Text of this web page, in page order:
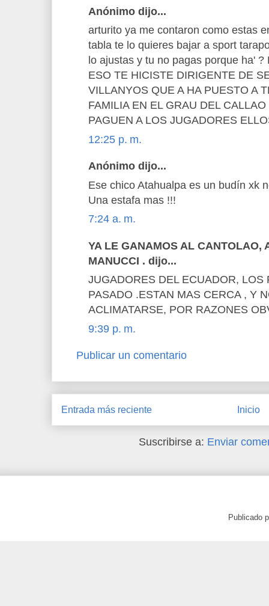
Anónimo dijo...
arturito ya me contaron como estas
tabla te lo quieres bajar a sport
lo ajustas y tu no pagas porque ha'
ESO TE HICISTE DIRIGENTE DE
VILLANYOS QUE A HA PUESTO A
FAMILIA EN EL GRAU DEL
PAGUEN A LOS JUGADORES
12:25 p. m.
Anónimo dijo...
Ese chico Atahualpa es un budín xk
Una estafa mas !!!
7:24 a. m.
YA LE GANAMOS AL CANTOLAO,
MANUCCI . dijo...
JUGADORES DEL ECUADOR, LOS
PASADO .ESTAN MAS CERCA , Y
ACLIMATARSE, POR RAZONES
9:39 p. m.
Publicar un comentario
Entrada más reciente Inicio
Suscribirse a: Enviar
Publicado